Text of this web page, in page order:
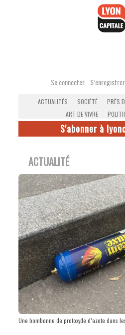
Se connecter S’enregistrer
ACTUALITÉS SOCIÉTÉ PRÈS
ART DE VIVRE
S'abonner à
ACTUALITÉ
Une bombonne de protoxyde d’azote dans